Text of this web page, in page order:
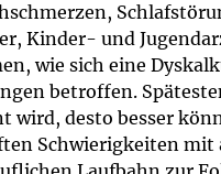
Kinder- und
wie sich eine
betroffen.
wird, desto besser
Schwierigkeiten